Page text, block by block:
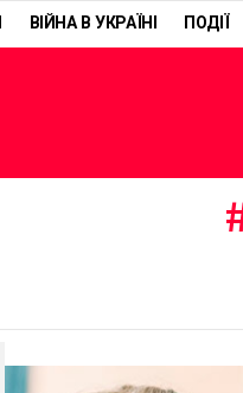
ВІЙНА В УКРАЇНІ ПОДІЇ